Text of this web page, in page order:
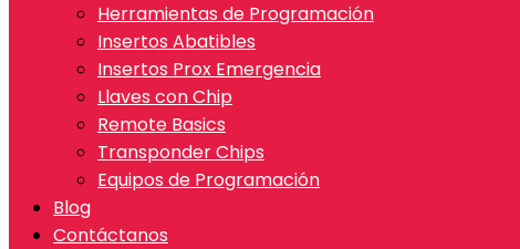
Herramientas de Programación
Insertos Abatibles
Insertos Prox Emergencia
Llaves con Chip
Remote Basics
Transponder Chips
Equipos de Programación
Blog
Contáctanos